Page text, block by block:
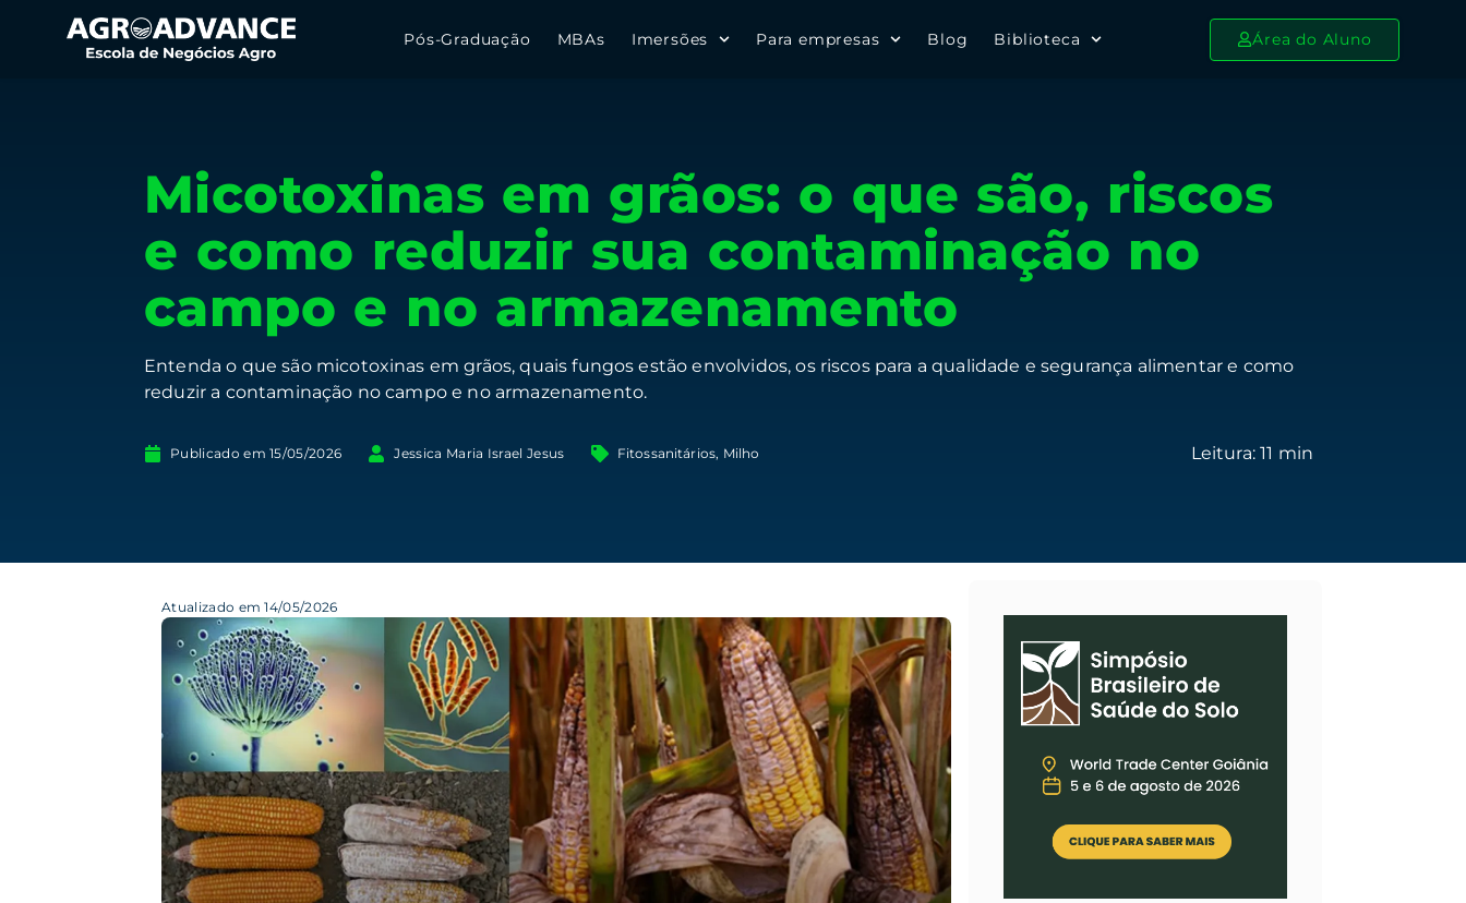
Pós-Graduação MBAs Imersões Para empresas Blog Biblioteca Área do Aluno
Micotoxinas em grãos: o que são, riscos
e como reduzir sua contaminação no
campo e no armazenamento
Entenda o que são micotoxinas em grãos, quais fungos estão envolvidos, os riscos para a qualidade e segurança alimentar e como
reduzir a contaminação no campo e no armazenamento.
Publicado em 15/05/2026 Jessica Maria Israel Jesus Fitossanitários, Milho
Atualizado em 14/05/2026